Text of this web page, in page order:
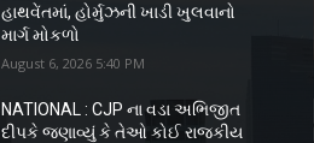
હાથવેંતમાં, હોર્મુઝની ખાડી ખુલવાનો
માર્ગ મોકળો
August 6, 2026 5:40 PM
NATIONAL : CJP ના વડા અભિજીત
દીપકે જણાવ્યું કે તેઓ કોઈ રાજકીય